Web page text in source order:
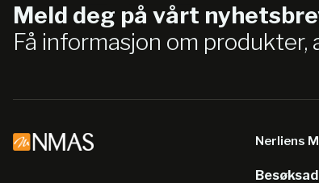
Meld deg på vårt
Få informasjon om
Nerliens